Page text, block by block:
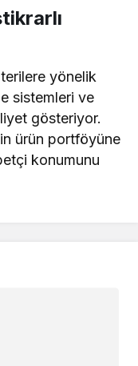
yönelik
sistemleri ve
gösteriyor.
ürün portföyüne
konumunu